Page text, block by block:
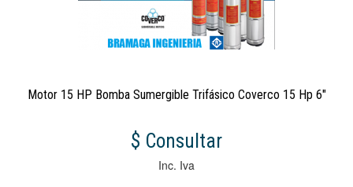
Motor 15 HP Bomba Sumergible Trifásico Coverco 15 Hp 6"
$ Consultar
Inc. Iva